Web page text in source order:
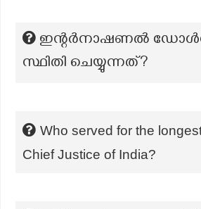
ഇന്റർനാഷണൽ
സ്ഥിതി ചെയ്യുന്നത്?
Who served for the
Chief Justice of India?